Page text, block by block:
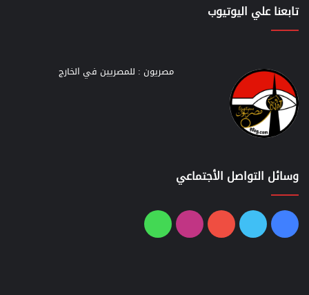
تابعنا علي اليوتيوب
مصريون : للمصريين في الخارج
وسائل التواصل الأجتماعي
فيسبوك
تويتر يوتيوبانستقرامواتساب